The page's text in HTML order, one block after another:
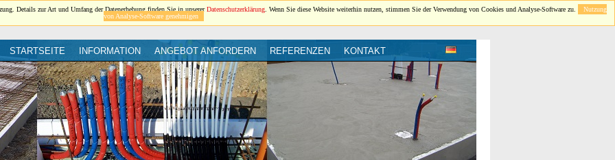
Details zur Art und Umfang der Datenerhebung finden Sie in unsererDatenschutzerklärung. Wenn Sie diese Website weiterhin nutzen, stimmen Sie der Verwendung von Cookies und Analyse-Software zu.
Nutzung
von Analyse-Software genehmigen
STARTSEITE INFORMATION ANGEBOT ANFORDERN REFERENZEN KONTAKT